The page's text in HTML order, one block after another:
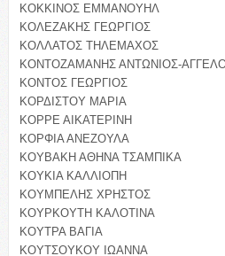
ΚΟΚΚΙΝΟΣ ΕΜΜΑΝΟΥΗΛ
ΚΟΛΕΖΑΚΗΣ ΓΕΩΡΓΙΟΣ
ΚΟΛΛΑΤΟΣ ΤΗΛΕΜΑΧΟΣ
ΚΟΝΤΟΖΑΜΑΝΗΣ ΑΝΤΩΝΙΟΣ-
ΚΟΝΤΟΣ ΓΕΩΡΓΙΟΣ
ΚΟΡΔΙΣΤΟΥ ΜΑΡΙΑ
ΚΟΡΡΕ ΑΙΚΑΤΕΡΙΝΗ
ΚΟΡΦΙΑ ΑΝΕΖΟΥΛΑ
ΚΟΥΒΑΚΗ ΑΘΗΝΑ ΤΣΑΜΠΙΚΑ
ΚΟΥΚΙΑ ΚΑΛΛΙΟΠΗ
ΚΟΥΜΠΕΛΗΣ ΧΡΗΣΤΟΣ
ΚΟΥΡΚΟΥΤΗ ΚΑΛΟΤΙΝΑ
ΚΟΥΤΡΑ ΒΑΓΙΑ
ΚΟΥΤΣΟΥΚΟΥ ΙΩΑΝΝΑ